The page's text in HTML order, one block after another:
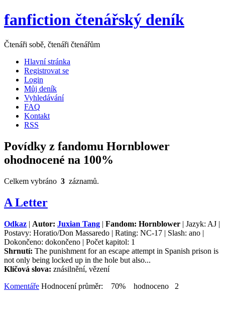
fanfiction čtenářský deník
Čtenáři sobě, čtenáři čtenářům
Hlavní stránka
Registrovat se
Login
Můj deník
Vyhledávání
FAQ
Kontakt
RSS
Povídky z fandomu Hornblower
ohodnocené na 100%
Celkem vybráno 3 záznamů.
A Letter
Odkaz | Autor: Juxian Tang | Fandom: Hornblower | Jazyk: AJ |
Postavy: Horatio/Don Massaredo | Rating: NC-17 | Slash: ano |
Dokončeno: dokončeno | Počet kapitol: 1
Shrnutí: The punishment for an escape attempt in Spanish prison is
not only being locked up in the hole but also...
Klíčová slova: znásilnění, vězení
Komentáře Hodnocení průměr: 70% hodnoceno 2